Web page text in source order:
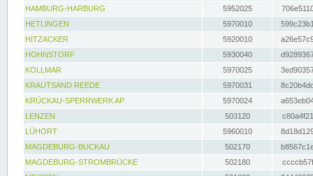
HAMBURG-HARBURG
5952025
HETLINGEN
5970010
HITZACKER
5920010
HOHNSTORF
5930040
KOLLMAR
5970025
KRAUTSAND REEDE
5970031
KRÜCKAU-SPERRWERK AP
5970024
LENZEN
503120
LÜHORT
5960010
MAGDEBURG-BUCKAU
502170
MAGDEBURG-STROMBRÜCKE
502180